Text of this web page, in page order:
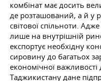
комбінат має досить
де розташований, а й у
світової спільноти.
лише на внутрішній
експортує необхідну
сировину до багатьох
економічної важливості
Таджикистану дане